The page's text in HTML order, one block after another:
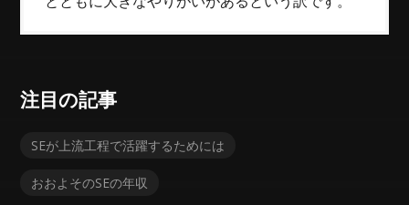
注目の記事
SEが上流工程で活躍するためには
おおよそのSEの年収